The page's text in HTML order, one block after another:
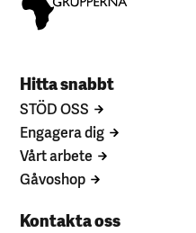
Hitta snabbt
STÖD OSS
Engagera dig
Vårt arbete
Gåvoshop
Kontakta oss